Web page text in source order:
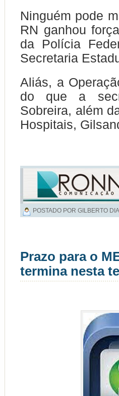
Ninguém pode
RN ganhou
da Polícia
Secretaria
Aliás, a
do que a
Sobreira, além
Hospitais,
POSTADO POR GILBERTO
Prazo para o
termina nesta